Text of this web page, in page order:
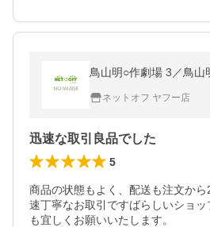
鳥山明○作劇場 3／鳥山
ネットオフ ヤフー店
迅速な取引良品でした
5
商品の状態もよく、配送も注文か
速丁寧なお取引ですばらしいショ
も宜しくお願いいたします。